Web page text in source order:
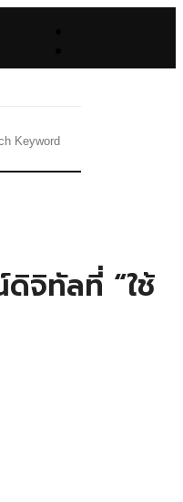
จิทัลที่ “ใช้